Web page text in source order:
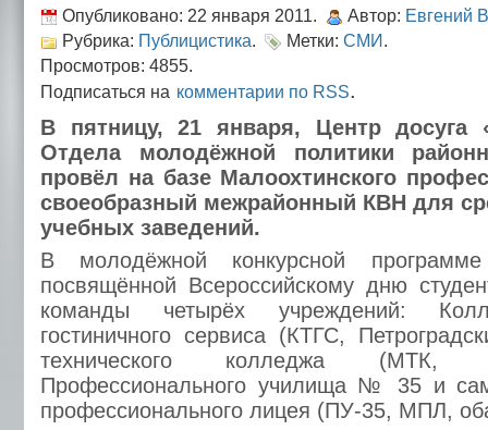
Опубликовано: 22 января 2011. Автор: Евгений
Рубрика: Публицистика. Метки: СМИ.
Просмотров: 4855.
Подписаться на комментарии по RSS.
В пятницу, 21 января, Центр досуга
Отдела молодёжной политики
провёл на базе Малоохтинского
своеобразный межрайонный КВН для
учебных заведений.
В молодёжной конкурсной
посвящённой Всероссийскому дню
команды четырёх учреждений:
гостиничного сервиса (КТГС,
технического колледжа (МТК,
Профессионального училища № 35 и
профессионального лицея (ПУ-35, МПЛ,